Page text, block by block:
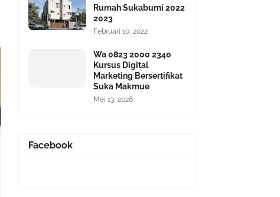
Rumah Sukabumi 2022
2023
Februari 10, 2022
Wa 0823 2000 2340
Kursus Digital
Marketing Bersertifikat
Suka Makmue
Mei 13, 2026
Facebook